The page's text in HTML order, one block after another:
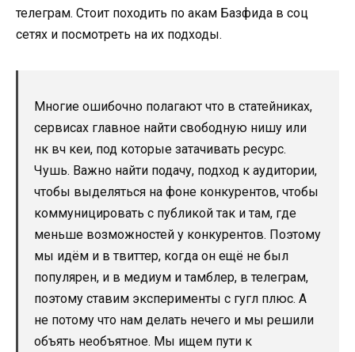
телеграм. Стоит походить по акам Базфида в соц
сетях и посмотреть на их подходы.
Многие ошибочно полагают что в статейниках,
сервисах главное найти свободную нишу или
нк вч кеи, под которые затачивать ресурс.
Чушь. Важно найти подачу, подход к аудитории,
чтобы выделяться на фоне конкурентов, чтобы
коммуницировать с публикой так и там, где
меньше возможностей у конкурентов. Поэтому
мы идём и в твиттер, когда он ещё не был
популярен, и в медиум и тамблер, в телеграм,
поэтому ставим эксперименты с гугл плюс. А
не потому что нам делать нечего и мы решили
объять необъятное. Мы ищем пути к